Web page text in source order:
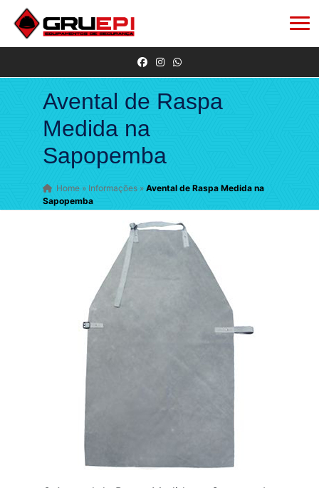
Avental de Raspa
Medida na
Sapopemba
Home» Informações » Avental de Raspa Medida na
Sapopemba